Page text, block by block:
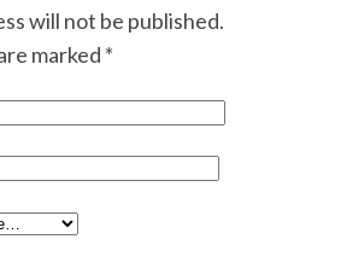
will not be published.
marked *